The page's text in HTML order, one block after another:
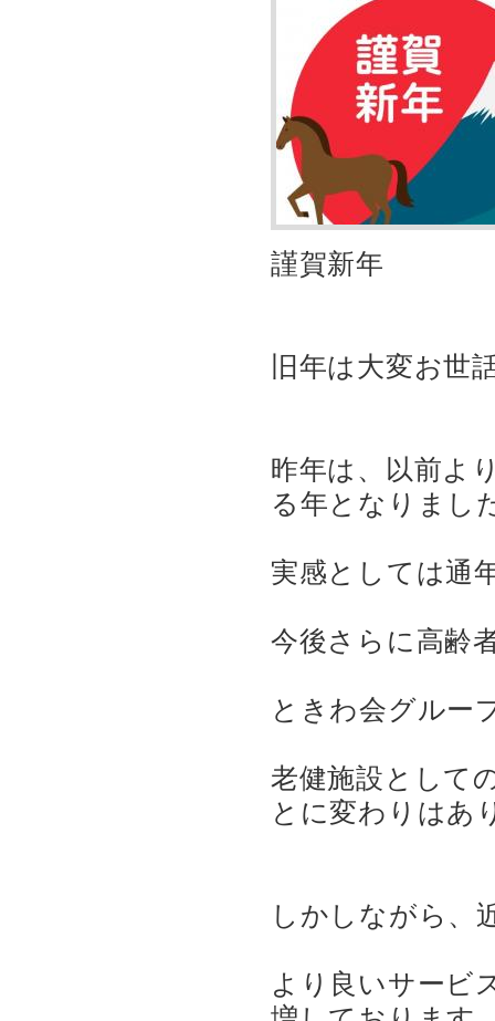
謹賀新年
旧年は大変お世
昨年は、以前よ
る年となりまし
実感としては通
今後さらに高齢
ときわ会グルー
老健施設として
とに変わりはあ
しかしながら、
より良いサービ